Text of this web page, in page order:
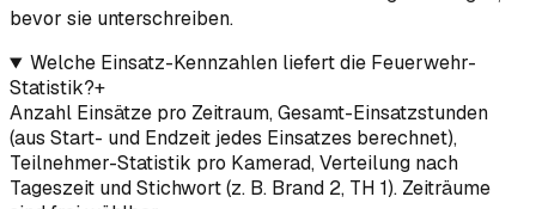
bevor sie unterschreiben.
Welche Einsatz-Kennzahlen liefert die Feuerwehr-
Statistik?+
Anzahl Einsätze pro Zeitraum, Gesamt-Einsatzstunden
(aus Start- und Endzeit jedes Einsatzes berechnet),
Teilnehmer-Statistik pro Kamerad, Verteilung nach
Tageszeit und Stichwort (z. B. Brand 2, TH 1). Zeiträume